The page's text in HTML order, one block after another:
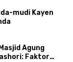
mudi Kayen
Agung
Faktor